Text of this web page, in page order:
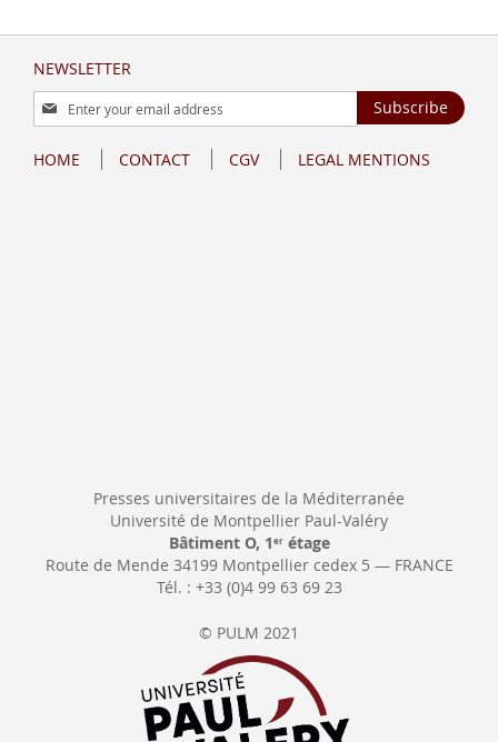
NEWSLETTER
Sign
Up
Our
Subscribe
HOME CONTACT CGV LEGAL MENTIONS
Presses universitaires de la Méditerranée
Université de Montpellier Paul-Valéry
Bâtiment O, 1 erétage
Route de Mende 34199 Montpellier cedex 5 — FRANCE
Tél. : +33 (0)4 99 63 69 23
© PULM 2021